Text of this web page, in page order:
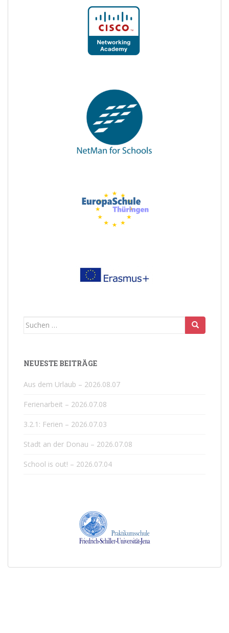
Suchen
NEUESTE BEITRÄGE
Aus dem Urlaub – 2026.08.07
Ferienarbeit – 2026.07.08
3.2.1: Ferien – 2026.07.03
Stadt an der Donau – 2026.07.08
School is out! – 2026.07.04